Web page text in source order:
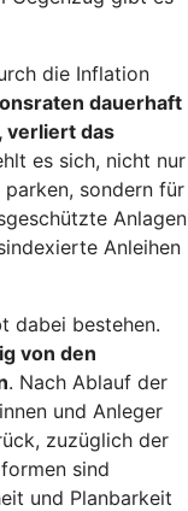
die Inflation
dauerhaft
verliert das
es sich, nicht nur
sondern für
Anlagen
Anleihen
dabei bestehen.
von den
. Nach Ablauf der
und Anleger
zuzüglich der
sind
und Planbarkeit